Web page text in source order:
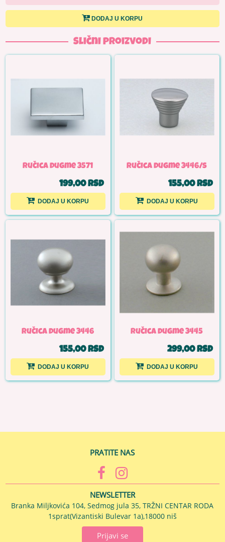
DODAJ U KORPU
Slični proizvodi
Ručica dugme 3571
199,00 RSD
DODAJ U KORPU
Ručica dugme 3446/s
155,00 RSD
DODAJ U KORPU
Ručica dugme 3446
155,00 RSD
DODAJ U KORPU
Ručica dugme 3445
299,00 RSD
DODAJ U KORPU
PRATITE NAS
NEWSLETTER
Branka Miljkovića 104, Sedmog jula 35, TRŽNI CENTAR RODA
1sprat(Vizantiski Bulevar 1a),18000 niš
Prijavi se